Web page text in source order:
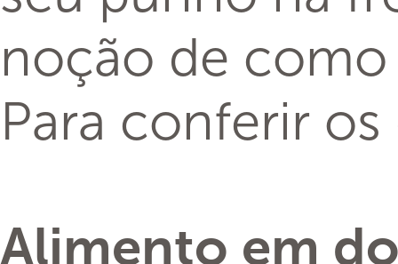
noção de
Para conferir
Alimento em